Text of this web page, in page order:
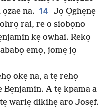
na. 14
Jọ Ọghẹnẹ
rai, re o siobọno
kẹ owhai. Rekọ
emọ, jomẹ jọ
okẹ na, a tẹ rehọ
Bẹnjamin. A tẹ kpama a
wariẹ dikihẹ aro Josẹf.